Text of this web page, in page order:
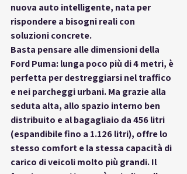
nuova auto intelligente, nata per
rispondere a bisogni reali con
soluzioni concrete.
Basta pensare alle dimensioni della
Ford Puma: lunga poco più di 4 metri, è
perfetta per destreggiarsi nel traffico
e nei parcheggi urbani. Ma grazie alla
seduta alta, allo spazio interno ben
distribuito e al bagagliaio da 456 litri
(espandibile fino a 1.126 litri), offre lo
stesso comfort e la stessa capacità di
carico di veicoli molto più grandi. Il